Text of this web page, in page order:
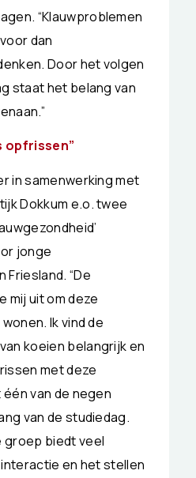
“Klauwproblemen
dan
Door het volgen
staat het belang van
opfrissen”
in samenwerking met
Dokkum e.o. twee
jonge
Friesland. “De
mij uit om deze
Ik vind de
koeien belangrijk en
met deze
van de negen
van de studiedag.
groep biedt veel
en het stellen